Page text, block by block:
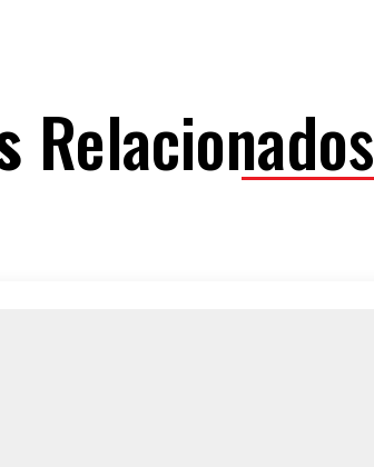
Relacionados